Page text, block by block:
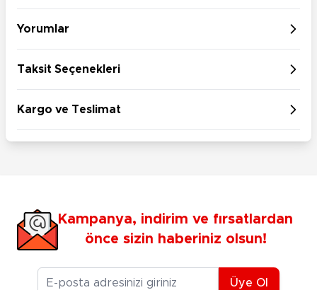
Yorumlar
Taksit Seçenekleri
Kargo ve Teslimat
Kampanya, indirim ve fırsatlardan
önce sizin haberiniz olsun!
E-posta Adresiniz
Üye Ol